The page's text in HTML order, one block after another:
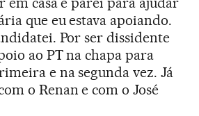
que eu estava apoiando.
Por ser dissidente
ao PT na chapa para
e na segunda vez. Já
o Renan e com o José